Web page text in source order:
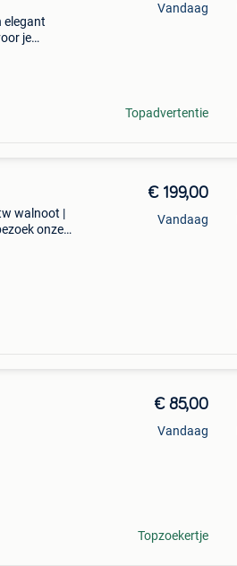
elegant
je
Vandaag
Topadvertentie
walnoot |
onze
€ 199,00
Vandaag
€ 85,00
Vandaag
Topzoekertje